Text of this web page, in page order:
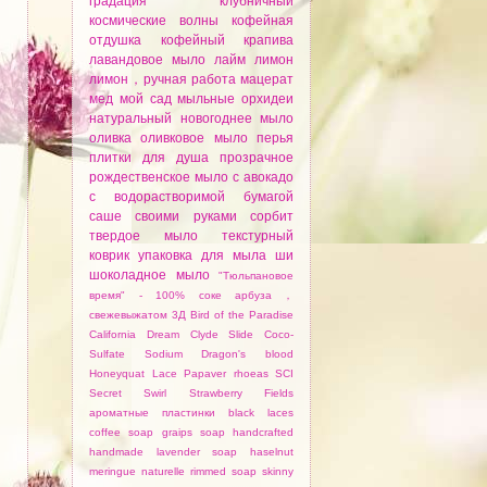
космические волны кофейная
отдушка кофейный крапива
лавандовое мыло лайм лимон
лимон，ручная работа мацерат
мед мой садмыльные орхидеи
натуральный новогоднее мыло
оливкаоливковое мылоперья
плитки для душа прозрачное
рождественское мыло с авокадо
с водорастворимой бумагой
сашесвоими рукамисорбит
твердое мыло текстурный
коврик упаковка для мыла ши
шоколадное мыло "Тюльпановое
время" - 100% соке арбуза，
свежевыжатом 3Д Bird of the Paradise
California Dream Clyde Slide Coco-
Sulfate SodiumDragon's blood
Honeyquat Lace Papaver rhoeas SCI
Secret Swirl Strawberry Fields
aроматные пластинки black laces
coffee soap graips soap handcrafted
handmade lavender soap haselnut
meringue naturelle rimmed soap skinny